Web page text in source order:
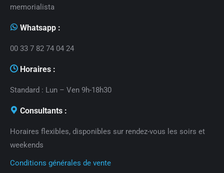
memorialista
Whatsapp :
00 33 7 82 74 04 24
Horaires :
Standard : Lun – Ven 9h-18h30
Consultants :
Horaires flexibles, disponibles sur rendez-vous les soirs et
weekends
Conditions générales de vente